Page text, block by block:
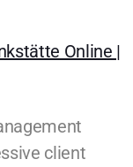
Online |
client